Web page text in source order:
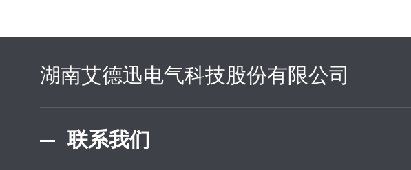
湖南艾德迅电气科技股份有限公司
联系我们